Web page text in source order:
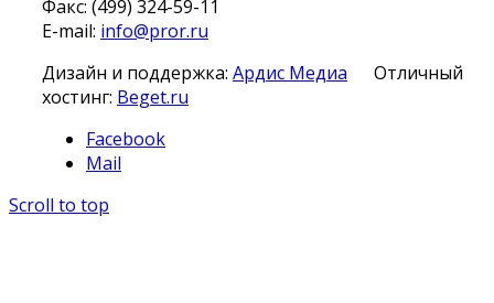
Факс: (499) 324-59-11
E-mail: info@pror.ru
Дизайн и поддержка: Ардис Медиа
Отличный
хостинг: Beget.ru
Facebook
Mail
Scroll to top